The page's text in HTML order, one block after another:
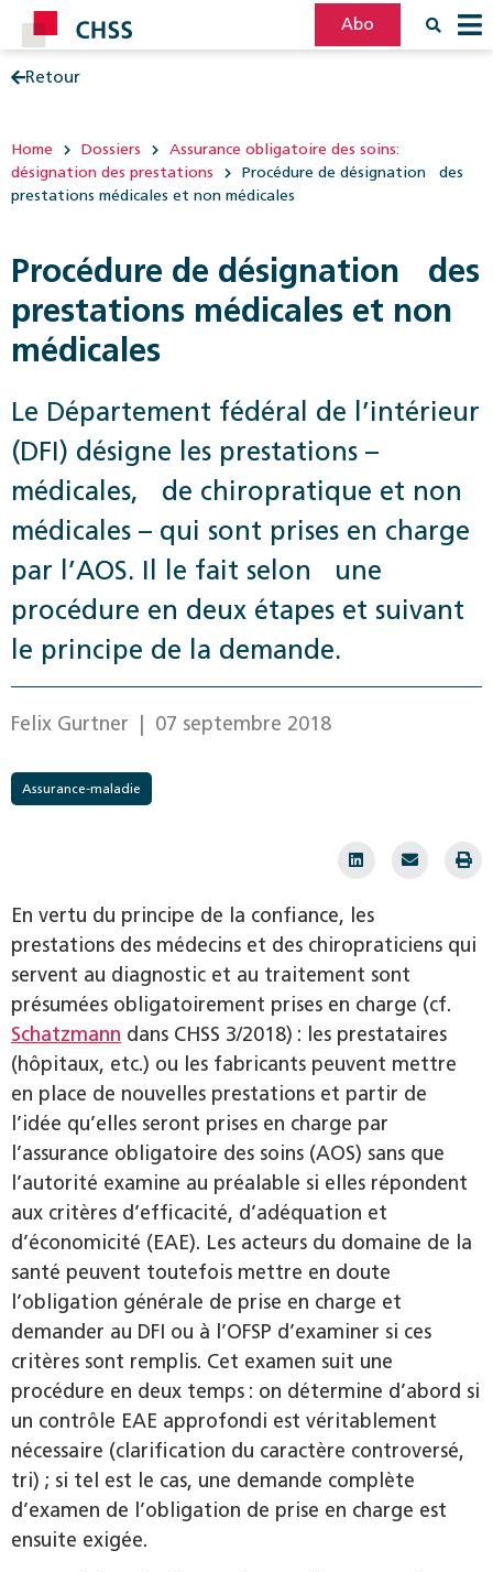
Abo
Retour
Home Dossiers
Assurance obligatoire des soins:
désignation des prestations
Procédure de désignation des
prestations médicales et non médicales
Procédure de désignation des
prestations médicales et non
médicales
Le Département fédéral de l’intérieur
(DFI) désigne les prestations –
médicales, de chiro­pratique et non
médicales – qui sont prises en charge
par l’AOS. Il le fait selon une
procédure en deux étapes et suivant
le principe de la demande.
Felix Gurtner | 07 septembre 2018
Assurance-maladie
En vertu du principe de la confiance, les
prestations des médecins et des chiropraticiens qui
servent au diagnostic et au traitement sont
présumées obligatoirement prises en charge (cf.
Schatzmann dans CHSS 3/2018) : les prestataires
(hôpitaux, etc.) ou les fabricants peuvent mettre
en place de nouvelles prestations et partir de
l’idée qu’elles seront prises en charge par
l’assurance obligatoire des soins (AOS) sans que
l’autorité examine au préalable si elles répondent
aux critères d’efficacité, d’adéquation et
d’économicité (EAE). Les acteurs du domaine de la
santé peuvent toutefois mettre en doute
l’obligation générale de prise en charge et
demander au DFI ou à l’OFSP d’examiner si ces
critères sont remplis. Cet examen suit une
procédure en deux temps : on détermine d’abord si
un contrôle EAE approfondi est véritablement
nécessaire (clarification du caractère controversé,
tri) ; si tel est le cas, une demande complète
d’examen de l’obligation de prise en charge est
ensuite exigée.